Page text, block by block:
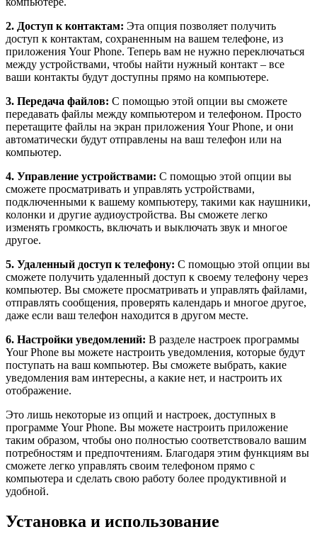
2. Доступ к контактам: Эта опция позволяет получить
доступ к контактам, сохраненным на вашем телефоне, из
приложения Your Phone. Теперь вам не нужно переключаться
между устройствами, чтобы найти нужный контакт – все
ваши контакты будут доступны прямо на компьютере.
3. Передача файлов: С помощью этой опции вы сможете
передавать файлы между компьютером и телефоном. Просто
перетащите файлы на экран приложения Your Phone, и они
автоматически будут отправлены на ваш телефон или на
компьютер.
4. Управление устройствами: С помощью этой опции вы
сможете просматривать и управлять устройствами,
подключенными к вашему компьютеру, такими как наушники,
колонки и другие аудиоустройства. Вы сможете легко
изменять громкость, включать и выключать звук и многое
другое.
5. Удаленный доступ к телефону: С помощью этой опции вы
сможете получить удаленный доступ к своему телефону через
компьютер. Вы сможете просматривать и управлять файлами,
отправлять сообщения, проверять календарь и многое другое,
даже если ваш телефон находится в другом месте.
6. Настройки уведомлений: В разделе настроек программы
Your Phone вы можете настроить уведомления, которые будут
поступать на ваш компьютер. Вы сможете выбрать, какие
уведомления вам интересны, а какие нет, и настроить их
отображение.
Это лишь некоторые из опций и настроек, доступных в
программе Your Phone. Вы можете настроить приложение
таким образом, чтобы оно полностью соответствовало вашим
потребностям и предпочтениям. Благодаря этим функциям вы
сможете легко управлять своим телефоном прямо с
компьютера и сделать свою работу более продуктивной и
удобной.
Установка и использование